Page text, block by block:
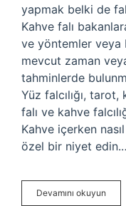
yapmak belki de
Kahve falı
ve yöntemler veya
mevcut zaman
tahminlerde
Yüz falcılığı, tarot,
falı ve kahve
Kahve içerken
özel bir niyet
Devamını okuyun